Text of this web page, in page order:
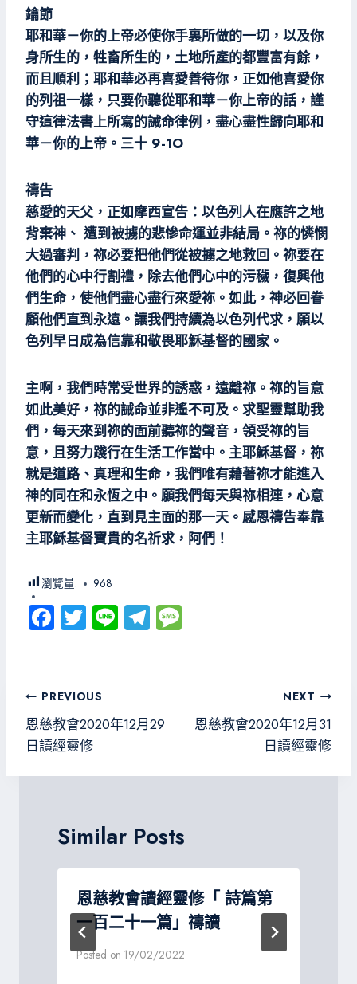
鑰節
耶和華－你的上帝必使你手裏所做的一切，以及你
身所生的，牲畜所生的，土地所產的都豐富有餘，
而且順利；耶和華必再喜愛善待你，正如他喜愛你
的列祖一樣，只要你聽從耶和華－你上帝的話，謹
守這律法書上所寫的誡命律例，盡心盡性歸向耶和
華－你的上帝。三十 9-1O
禱告
慈愛的天父，正如摩西宣告：以色列人在應許之地
背棄神、 遭到被擄的悲慘命運並非結局。祢的憐憫
大過審判，祢必要把他們從被擄之地救回。祢要在
他們的心中行割禮，除去他們心中的污穢，復興他
們生命，使他們盡心盡行來愛袮。如此，神必回眷
顧他們直到永遠。讓我們持續為以色列代求，願以
色列早日成為信靠和敬畏耶穌基督的國家。
主啊，我們時常受世界的誘惑，遠離祢。祢的旨意
如此美好，祢的誡命並非遙不可及。求聖靈幫助我
們，每天來到祢的面前聽祢的聲音，領受祢的旨
意，且努力踐行在生活工作當中。主耶穌基督，祢
就是道路、真理和生命，我們唯有藉著祢才能進入
神的同在和永恆之中。願我們每天與祢相連，心意
更新而變化，直到見主面的那一天。感恩禱告奉靠
主耶穌基督寶貴的名祈求，阿們！
瀏覽量: 968
Fa
ce
o
ok
T
wi
er
Li
ne
Te
le
m
文
章
導
覽
PREVIOUS
恩慈教會2020年12月29
日讀經靈修
NEXT
恩慈教會2020年12月31
日讀經靈修
Similar Posts
恩慈教會讀經靈修「 詩篇第
一百二十一篇」禱讀
Posted on 19/02/2022